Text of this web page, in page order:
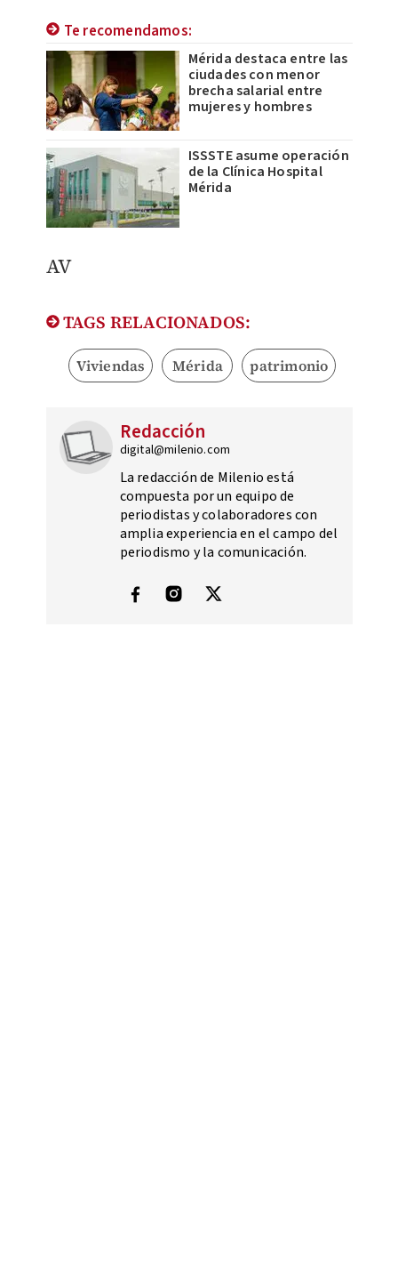
Te recomendamos:
Mérida destaca entre las
ciudades con menor
brecha salarial entre
mujeres y hombres
ISSSTE asume operación
de la Clínica Hospital
Mérida
​AV
TAGS RELACIONADOS:
Viviendas Mérida patrimonio
Redacción
digital@milenio.com
La redacción de Milenio está
compuesta por un equipo de
periodistas y colaboradores con
amplia experiencia en el campo del
periodismo y la comunicación.